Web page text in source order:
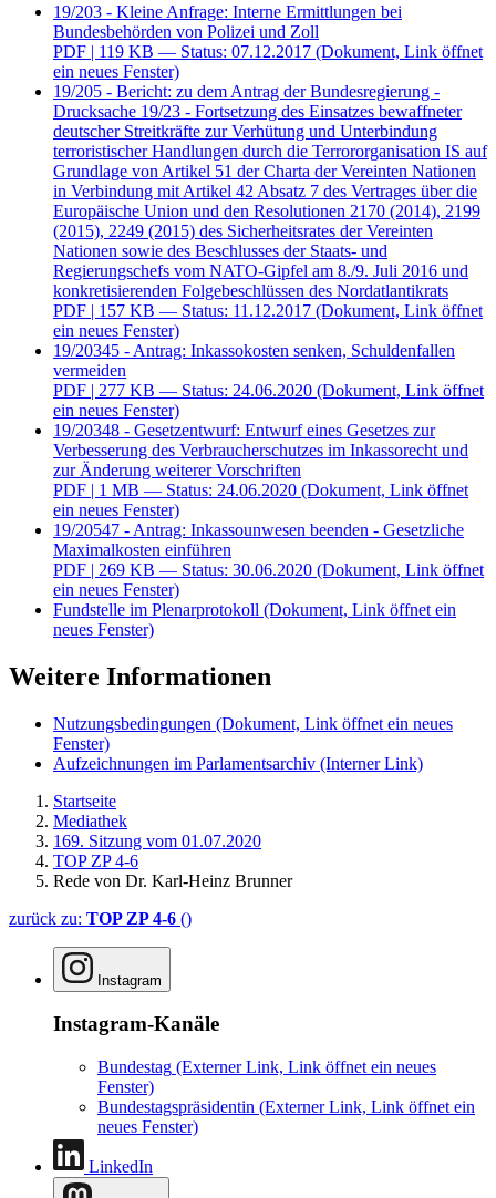
19/203 - Kleine Anfrage: Interne Ermittlungen bei
Bundesbehörden von Polizei und Zoll
PDF | 119 KB — Status: 07.12.2017 (Dokument, Link öffnet
ein neues Fenster)
19/205 - Bericht: zu dem Antrag der Bundesregierung -
Drucksache 19/23 - Fortsetzung des Einsatzes bewaffneter
deutscher Streitkräfte zur Verhütung und Unterbindung
terroristischer Handlungen durch die Terrororganisation IS auf
Grundlage von Artikel 51 der Charta der Vereinten Nationen
in Verbindung mit Artikel 42 Absatz 7 des Vertrages über die
Europäische Union und den Resolutionen 2170 (2014), 2199
(2015), 2249 (2015) des Sicherheitsrates der Vereinten
Nationen sowie des Beschlusses der Staats- und
Regierungschefs vom NATO-Gipfel am 8./9. Juli 2016 und
konkretisierenden Folgebeschlüssen des Nordatlantikrats
PDF | 157 KB — Status: 11.12.2017 (Dokument, Link öffnet
ein neues Fenster)
19/20345 - Antrag: Inkassokosten senken, Schuldenfallen
vermeiden
PDF | 277 KB — Status: 24.06.2020 (Dokument, Link öffnet
ein neues Fenster)
19/20348 - Gesetzentwurf: Entwurf eines Gesetzes zur
Verbesserung des Verbraucherschutzes im Inkassorecht und
zur Änderung weiterer Vorschriften
PDF | 1 MB — Status: 24.06.2020 (Dokument, Link öffnet
ein neues Fenster)
19/20547 - Antrag: Inkassounwesen beenden - Gesetzliche
Maximalkosten einführen
PDF | 269 KB — Status: 30.06.2020 (Dokument, Link öffnet
ein neues Fenster)
Fundstelle im Plenarprotokoll (Dokument, Link öffnet ein
neues Fenster)
Weitere Informationen
Nutzungsbedingungen (Dokument, Link öffnet ein neues
Fenster)
Aufzeichnungen im Parlamentsarchiv (Interner Link)
Startseite
Mediathek
169. Sitzung vom 01.07.2020
TOP ZP 4-6
Rede von Dr. Karl-Heinz Brunner
zurück zu: TOP ZP 4-6 ()
Instagram
Instagram-Kanäle
Bundestag (Externer Link, Link öffnet ein neues
Fenster)
Bundestagspräsidentin (Externer Link, Link öffnet ein
neues Fenster)
LinkedIn